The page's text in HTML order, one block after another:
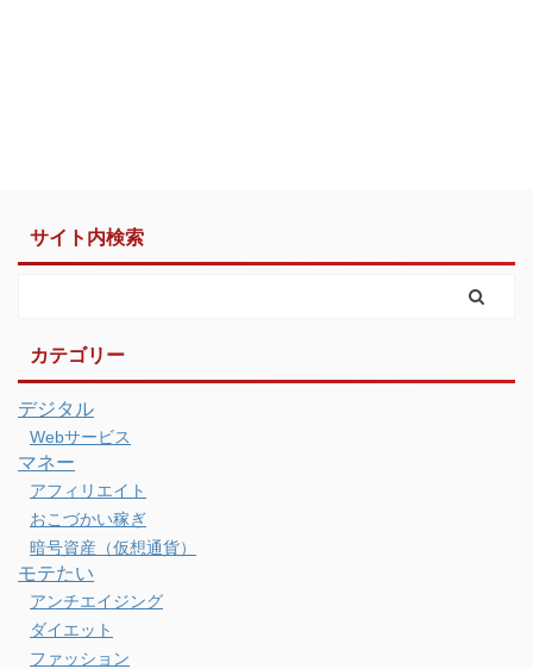
サイト内検索
カテゴリー
デジタル
Webサービス
マネー
アフィリエイト
おこづかい稼ぎ
暗号資産（仮想通貨）
モテたい
アンチエイジング
ダイエット
ファッション